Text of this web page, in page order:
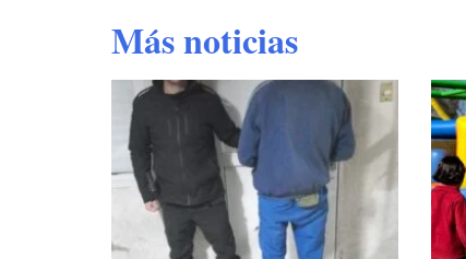
Más noticias